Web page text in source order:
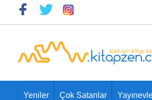
Yeniler Çok Satanlar